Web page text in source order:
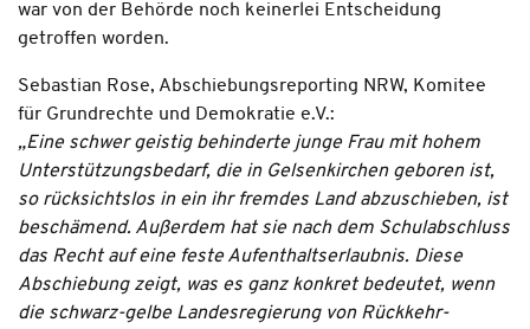
war von der Behörde noch keinerlei Entscheidung
getroffen worden.
Sebastian Rose, Abschiebungsreporting NRW, Komitee
für Grundrechte und Demokratie e.V.:
„Eine schwer geistig behinderte junge Frau mit hohem
Unterstützungsbedarf, die in Gelsenkirchen geboren ist,
so rücksichtslos in ein ihr fremdes Land abzuschieben, ist
beschämend. Außerdem hat sie nach dem Schulabschluss
das Recht auf eine feste Aufenthaltserlaubnis. Diese
Abschiebung zeigt, was es ganz konkret bedeutet, wenn
die schwarz-gelbe Landesregierung von Rückkehr-